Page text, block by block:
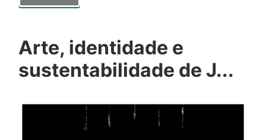
Arte, identidade e
sustentabilidade de J...